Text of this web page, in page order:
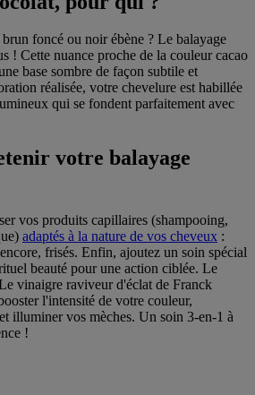
foncé ou noir ébène ? Le balayage
! Cette nuance proche de la couleur cacao
base sombre de façon subtile et
réalisée, votre chevelure est habillée
qui se fondent parfaitement avec
votre balayage
vos produits capillaires (shampooing,
adaptés à la nature de vos cheveux :
frisés. Enfin, ajoutez un soin spécial
beauté pour une action ciblée. Le
vinaigre raviveur d'éclat de Franck
l'intensité de votre couleur,
illuminer vos mèches. Un soin 3-en-1 à
!